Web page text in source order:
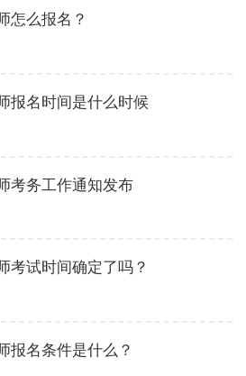
怎么报名？
报名时间是什么时候
考务工作通知发布
考试时间确定了吗？
报名条件是什么？